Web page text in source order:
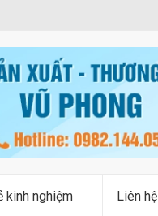
kinh nghiệm Liên hệ